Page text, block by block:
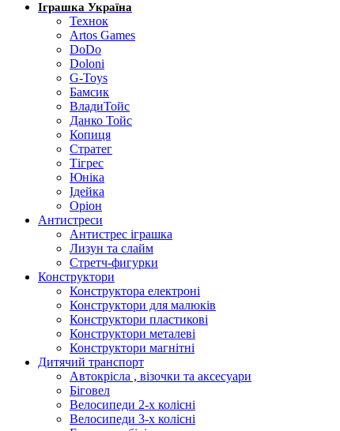
Іграшка Україна
Технок
Artos Games
DoDo
Doloni
G-Toys
Бамсик
ВладиТойс
Данко Тойс
Копиця
Стратег
Тігрес
Юніка
Ідейка
Оріон
Антистреси
Антистрес іграшка
Лизун та слайм
Стретч-фигурки
Конструктори
Конструктора електроні
Конструктори для малюків
Конструктори пластикові
Конструктори металеві
Конструктори магнітні
Дитячий транспорт
Автокрісла , візочки та аксесуари
Біговел
Велосипеди 2-х колісні
Велосипеди 3-х колісні